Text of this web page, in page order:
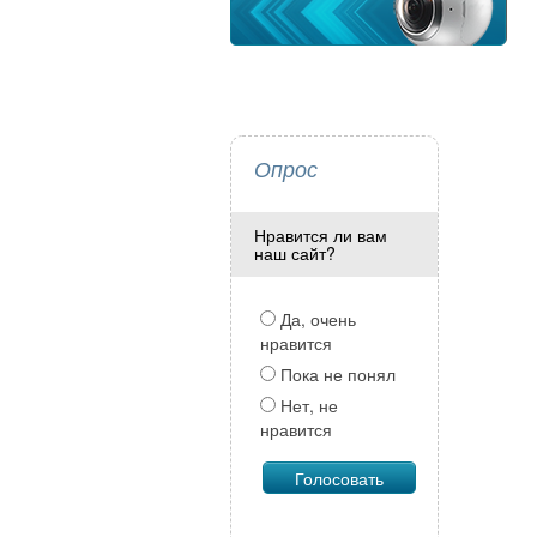
Опрос
Нравится ли вам
наш сайт?
Да, очень
нравится
Пока не понял
Нет, не
нравится